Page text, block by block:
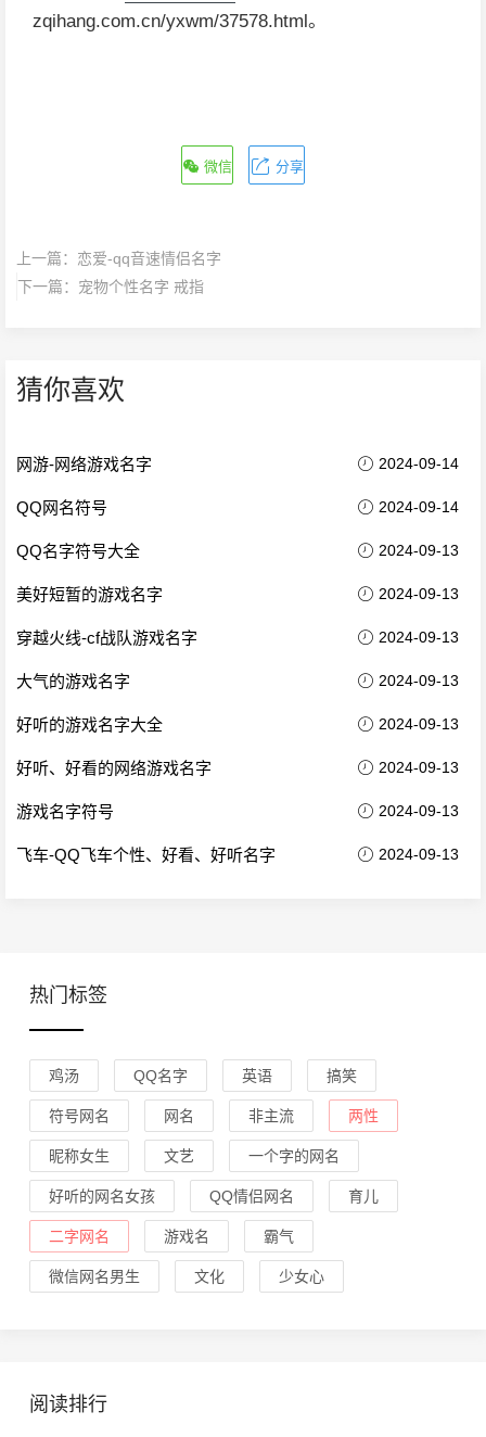
zqihang.com.cn/yxwm/37578.html。
微信 分享
上一篇： 恋爱-qq音速情侣名字
下一篇： 宠物个性名字 戒指
猜你喜欢
网游-网络游戏名字 2024-09-14
QQ网名符号 2024-09-14
QQ名字符号大全 2024-09-13
美好短暂的游戏名字 2024-09-13
穿越火线-cf战队游戏名字 2024-09-13
大气的游戏名字 2024-09-13
好听的游戏名字大全 2024-09-13
好听、好看的网络游戏名字 2024-09-13
游戏名字符号 2024-09-13
飞车-QQ飞车个性、好看、好听名字 2024-09-13
热门标签
鸡汤 QQ名字 英语 搞笑
符号网名 网名 非主流 两性
昵称女生 文艺 一个字的网名
好听的网名女孩 QQ情侣网名 育儿
二字网名 游戏名 霸气
微信网名男生 文化 少女心
阅读排行